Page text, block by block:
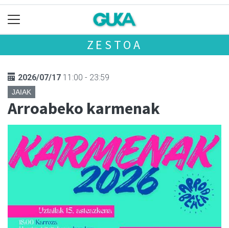
ZESTOA
2026/07/17 11:00 - 23:59
JAIAK
Arroabeko karmenak